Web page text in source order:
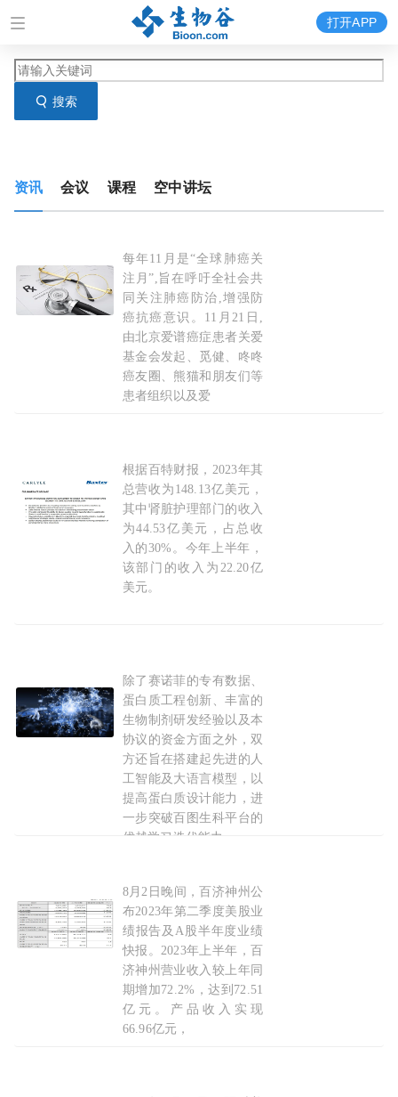
搜索
打开APP
资讯 会议 课程 空中讲坛
医患携手点亮肺癌"长生存"希望 “千
每年11月是“全球肺癌关
注月”,旨在呼吁全社会共
同关注肺癌防治,增强防
癌抗癌意识。11月21日,
由北京爱谱癌症患者关爱
基金会发起、觅健、咚咚
癌友圈、熊猫和朋友们等
患者组织以及爱
38亿美元！百 特出售核心业务
根据百特财报，2023年其
总营收为148.13亿美元，
其中肾脏护理部门的收入
为44.53亿美元，占总收
入的30%。今年上半年，
该部门的收入为22.20亿
美元。
10 亿美元！百图生科与赛诺菲合作开展基于AI大
除了赛诺菲的专有数据、
蛋白质工程创新、丰富的
生物制剂研发经验以及本
协议的资金方面之外，双
方还旨在搭建起先进的人
工智能及大语言模型，以
提高蛋白质设计能力，进
一步突破百图生科平台的
优越学习迭代能力。
2023-10-11
PD-1收入超18亿元，百济神州2023年半年报出炉
8月2日晚间，百济神州公
布2023年第二季度美股业
绩报告及A股半年度业绩
快报。2023年上半年，百
济神州营业收入较上年同
期增加72.2%，达到72.51
亿元。产品收入实现
66.96亿元，